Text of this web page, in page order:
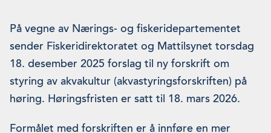
På vegne av Nærings- og fiskeridepartementet
sender Fiskeridirektoratet og Mattilsynet torsdag
18. desember 2025 forslag til ny forskrift om
styring av akvakultur (akvastyringsforskriften) på
høring. Høringsfristen er satt til 18. mars 2026.
Formålet med forskriften er å innføre en mer